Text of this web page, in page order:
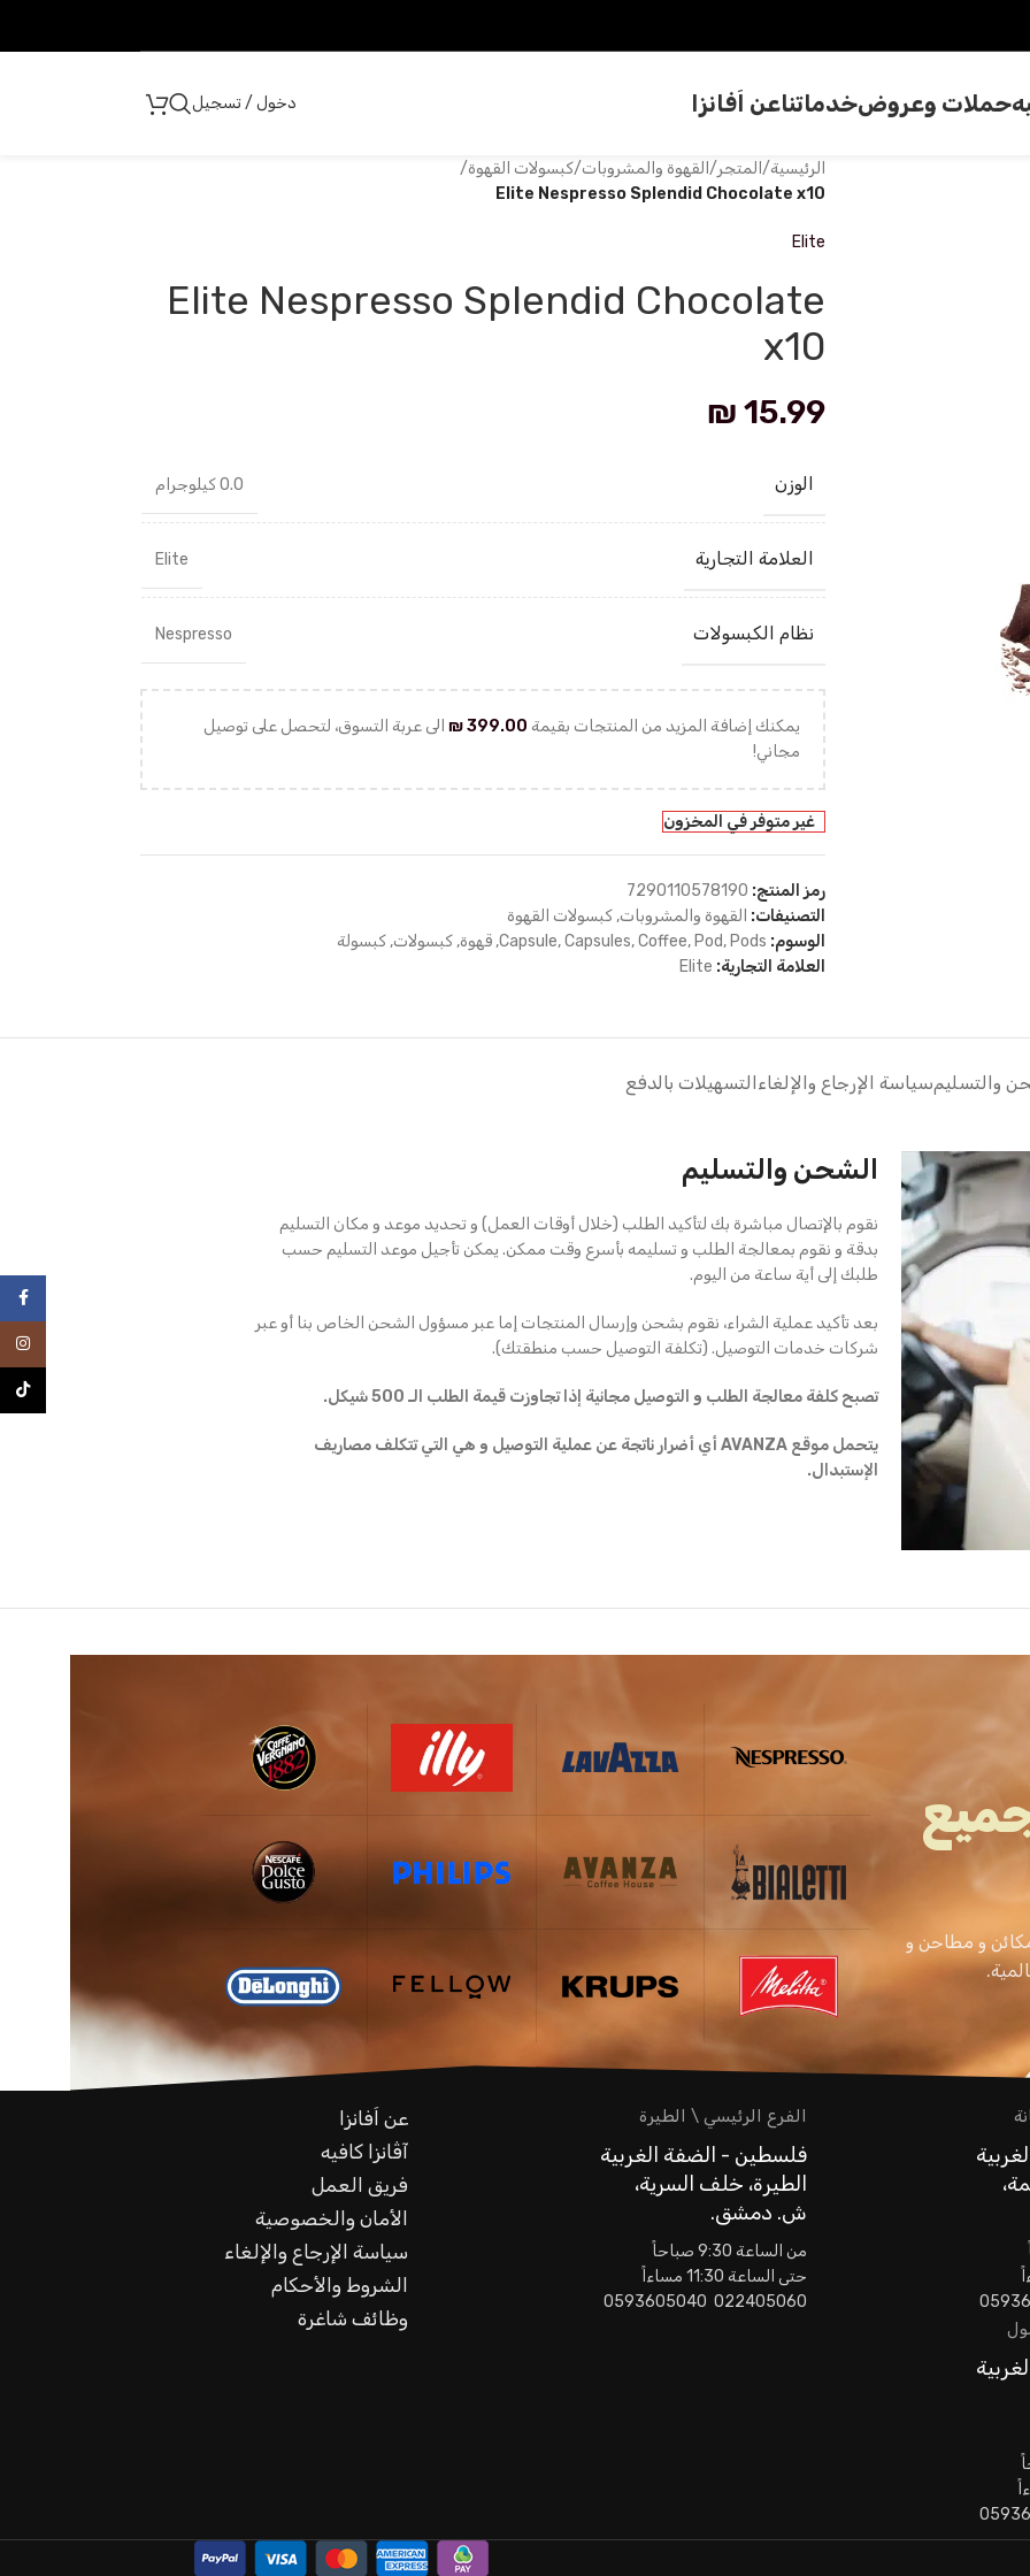
حملات وعروضخدماتناعن اَفانزا دخول / تسجيل
الرئيسية/المتجر/القهوة والمشروبات/كبسولات القهوة/
Elite Nespresso Splendid Chocolate x10
Elite
Elite Nespresso Splendid Chocolate
x10
₪ 15.99
الوزن 0.0 كيلوجرام
العلامة التجارية Elite
نظام الكبسولات Nespresso
يمكنك إضافة المزيد من المنتجات بقيمة ₪399.00
الى عربة التسوق، لتحصل على توصيل
مجاني!
غير متوفر في المخزون
رمز المنتج: 7290110578190
التصنيفات: القهوة والمشروبات, كبسولات القهوة
الوسوم:
Capsule,Capsules,Coffee, Pod, Pods
, قهوة, كبسولات, كبسولة
العلامة التجارية: Elite
والتسليمسياسة الإرجاع والإلغاءالتسهيلات بالدفع
الشحن والتسليم
نقوم بالإتصال مباشرة بك لتأكيد الطلب (خلال أوقات العمل) و تحديد موعد و مكان التسليم
بدقة و نقوم بمعالجة الطلب و تسليمه بأسرع وقت ممكن. يمكن تأجيل موعد التسليم حسب
طلبك إلى أية ساعة من اليوم.
بعد تأكيد عملية الشراء، نقوم بشحن وإرسال المنتجات إما عبر مسؤول الشحن الخاص بنا أو عبر
شركات خدمات التوصيل. (تكلفة التوصيل حسب منطقتك).
تصبح كلفة معالجة الطلب و التوصيل مجانية إذا تجاوزت قيمة الطلب الـ 500 شيكل.
يتحمل موقع AVANZA أي أضرار ناتجة عن عملية التوصيل و هي التي تتكلف مصاريف
الإستبدال.
و مطاحن و
الفرع الرئيسي \ الطيرة
فلسطين - الضفة الغربية
الطيرة، خلف السرية،
ش. دمشق.
من الساعة 9:30 صباحاً
حتى الساعة 11:30 مساءاً
022405060 0593605040
عن اَفانزا
آڤانزا كافيه
فريق العمل
الأمان والخصوصية
سياسة الإرجاع والإلغاء
الشروط والأحكام
وظائف شاغرة